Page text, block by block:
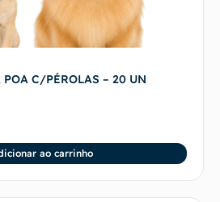
C/PÉROLAS – 20 UN
ao carrinho